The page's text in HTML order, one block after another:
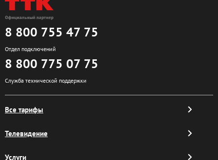
8 800 755 47 75
Отдел подключений
8 800 775 07 75
Служба технической поддержки
Все тарифы
Телевидение
Услуги